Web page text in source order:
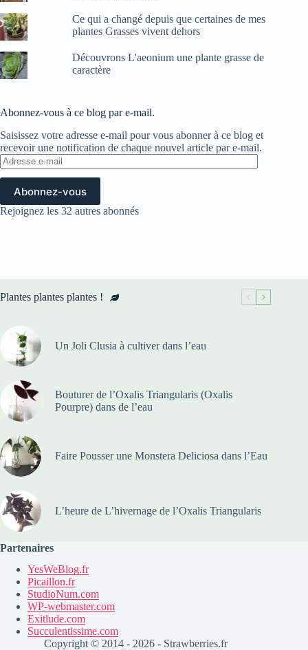
Ce qui a changé depuis que certaines de mes
plantes Grasses vivent dehors
Découvrons L'aeonium une plante grasse de
caractère
Abonnez-vous à ce blog par e-mail.
Saisissez votre adresse e-mail pour vous abonner à ce blog et
recevoir une notification de chaque nouvel article par e-mail.
Adresse
e-
mail
Abonnez-vous
Rejoignez les 32 autres abonnés
Plantes plantes plantes !
Un Joli Clusia à cultiver dans l’eau
Bouturer de l’Oxalis Triangularis (Oxalis
Pourpre) dans de l’eau
Faire Pousser une Monstera Deliciosa dans l’Eau
L’heure de L’hivernage de l’Oxalis Triangularis
Partenaires
YesWeBlog.fr
Picaillon.fr
StudioNum.com
WP-webmaster.com
Exitlude.com
Succulentissime.com
Copyright © 2014 - 2026 - Strawberries.fr